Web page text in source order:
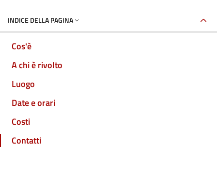
INDICE DELLA PAGINA
Cos'è
A chi è rivolto
Luogo
Date e orari
Costi
Contatti